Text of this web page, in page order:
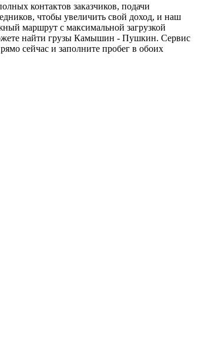
контактов заказчиков, подачи
чтобы увеличить свой доход, и наш
маршрут с максимальной загрузкой
найти грузы Камышин - Пушкин. Сервис
сейчас и заполните пробег в обоих